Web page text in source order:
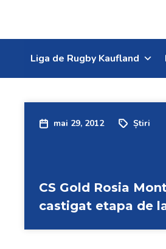
Liga de Rugby Kaufland
mai 29, 2012 Știri
CS Gold Rosia
castigat etapa de